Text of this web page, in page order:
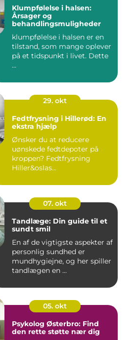
Klumpfølelse i halsen:
Årsager og
behandlingsmuligheder
klumpfølelse i halsen er en
tilstand, som mange oplever
på et tidspunkt i livet. Dette
...
29. okt
Fedtfrysning i Hillerød: En
ekstra hjælp
Ønsker du at reducere
uønskede fedtdepoter på
kroppen? Fedtfrysning
Hiller&oslas...
07. okt
Tandlæge: Din guide til et
sundt smil
En af de vigtigste aspekter af
personlig sundhed er
mundhygiejne, og her spiller
tandlægen en ...
05. okt
Psykolog Østerbro: Find
den rette støtte nær dig